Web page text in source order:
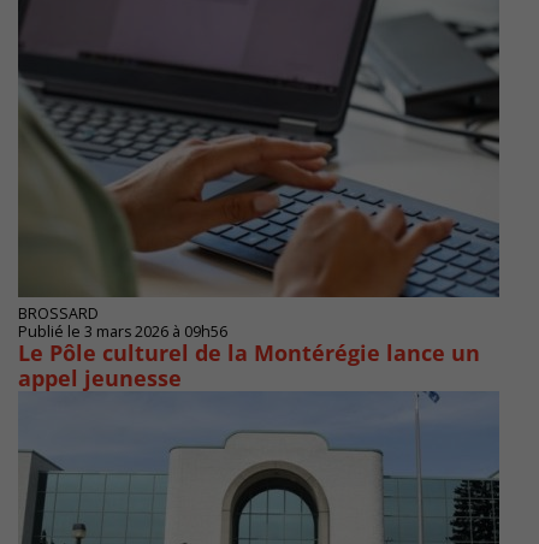
BROSSARD
Publié le 3 mars 2026 à 09h56
Le Pôle culturel de la Montérégie lance un
appel jeunesse